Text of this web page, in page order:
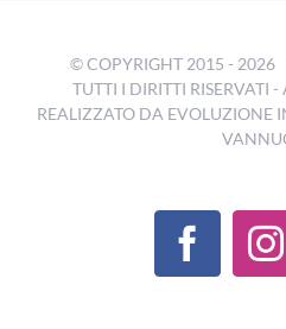
© COPYRIGHT 2015 - 2026
TUTTI I DIRITTI RISERVATI -
REALIZZATO DA EVOLUZIONE